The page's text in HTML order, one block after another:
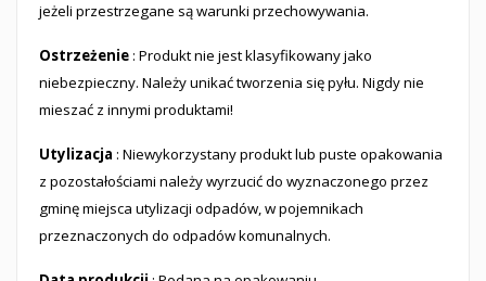
jeżeli przestrzegane są warunki przechowywania.
Ostrzeżenie : Produkt nie jest klasyfikowany jako
niebezpieczny. Należy unikać tworzenia się pyłu. Nigdy nie
mieszać z innymi produktami!
Utylizacja : Niewykorzystany produkt lub puste opakowania
z pozostałościami należy wyrzucić do wyznaczonego przez
gminę miejsca utylizacji odpadów, w pojemnikach
przeznaczonych do odpadów komunalnych.